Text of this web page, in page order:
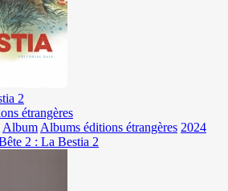
2
étrangères
AlbumAlbums éditions étrangères 2024
2 : La Bestia 2